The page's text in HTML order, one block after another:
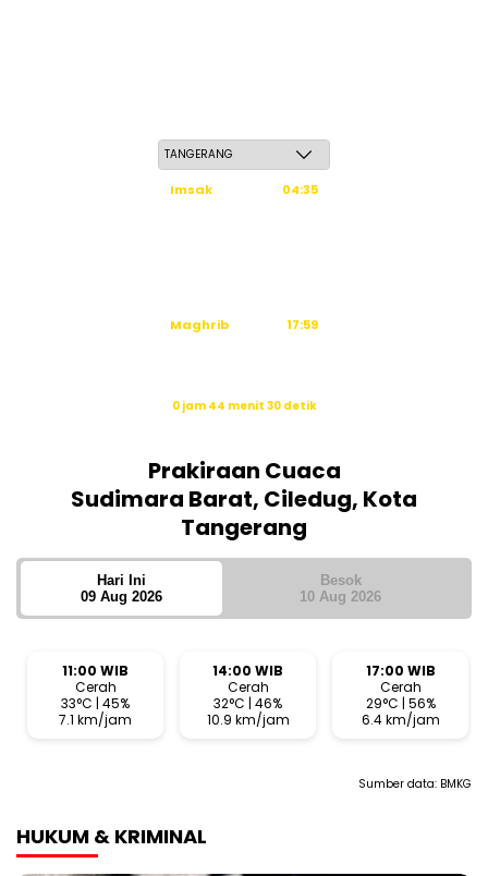
Imsak
04:35
Maghrib
17:59
0 jam 44 menit 30 detik
Prakiraan Cuaca
Sudimara Barat, Ciledug, Kota
Tangerang
Hari Ini
09 Aug 2026
Besok
10 Aug 2026
11:00 WIB
Cerah
33°C | 45%
7.1 km/jam
14:00 WIB
Cerah
32°C | 46%
10.9 km/jam
17:00 WIB
Cerah
29°C | 56%
6.4 km/jam
Sumber data: BMKG
HUKUM & KRIMINAL